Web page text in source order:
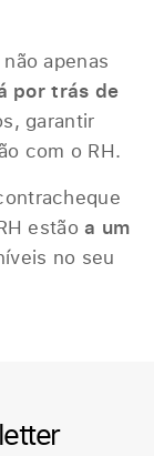
apenas
por trás de
garantir
com o RH.
estãoa um
no seu